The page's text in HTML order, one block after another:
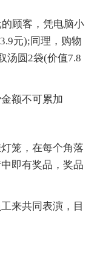
顾客，凭电脑小
元);同理，购物
汤圆2袋(价值7.8
额不可累加
笼，在每个角落
即有奖品，奖品
来共同表演，目